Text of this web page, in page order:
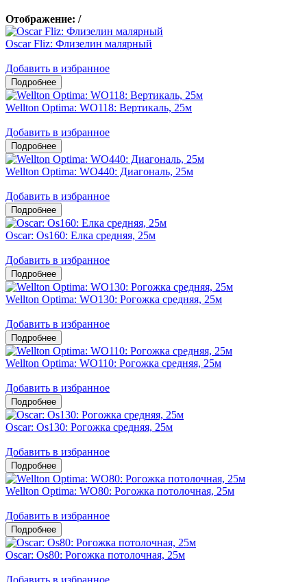
Отображение: /
Oscar Fliz: Флизелин малярный
Добавить в избранное
Wellton Optima: WO118: Вертикаль, 25м
Добавить в избранное
Wellton Optima: WO440: Диагональ, 25м
Добавить в избранное
Oscar: Os160: Елка средняя, 25м
Добавить в избранное
Wellton Optima: WO130: Рогожка средняя, 25м
Добавить в избранное
Wellton Optima: WO110: Рогожка средняя, 25м
Добавить в избранное
Oscar: Os130: Рогожка средняя, 25м
Добавить в избранное
Wellton Optima: WO80: Рогожка потолочная, 25м
Добавить в избранное
Oscar: Os80: Рогожка потолочная, 25м
Добавить в избранное